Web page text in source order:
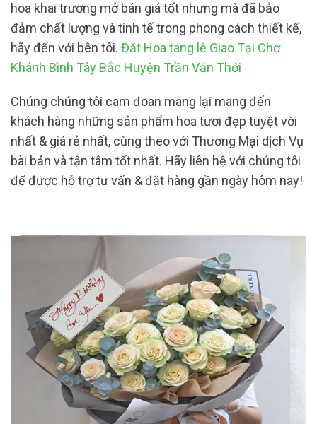
hoa khai trương mở bán giá tốt nhưng mà đã bảo
đảm chất lượng và tinh tế trong phong cách thiết kế,
hãy đến với bên tôi. Đăt Hoa tang lễ Giao Tại Chợ
Khánh Bình Tây Bắc Huyện Trần Văn Thới
Chúng chúng tôi cam đoan mang lại mang đến
khách hàng những sản phẩm hoa tươi đẹp tuyệt vời
nhất & giá rẻ nhất, cùng theo với Thương Mại dịch Vụ
bài bản và tận tâm tốt nhất. Hãy liên hệ với chúng tôi
để được hỗ trợ tư vấn & đặt hàng gần ngày hôm nay!